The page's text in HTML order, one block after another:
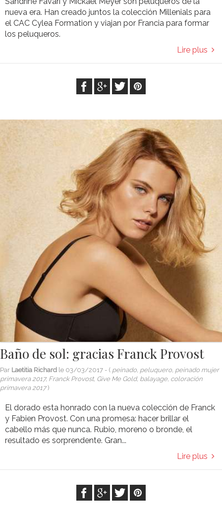
nueva era. Han creado juntos la colección Millenials para
el CAC Cylea Formation y viajan por Francia para formar
los peluqueros.
Lire plus
Baño de sol: gracias Franck Provost
Par Laetitia Richard le 03/03/2017 - ( peinado, peluquero, peinado mujer
primavera 2017, Franck Provost, Give Me Gold, balayage, coloración
primavera 2017)
El dorado esta honrado con la nueva colección de Franck
y Fabien Provost. Con una promesa: hacer brillar el
cabello más que nunca. Rubio, moreno o bronde, el
resultado es sorprendente. Gran...
Lire plus